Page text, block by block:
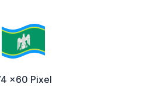
x60 Pixel